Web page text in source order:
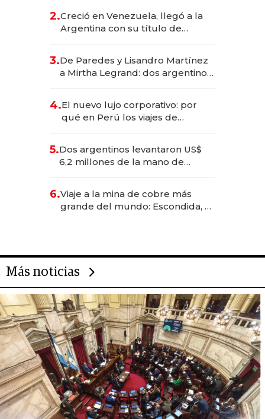
2.Creció en Venezuela, llegó a la
Argentina con su título de
las marcas "fast premium"
3.De Paredes y Lisandro Martínez
a Mirtha Legrand: dos argentinos
4.El nuevo lujo corporativo: por
qué en Perú los viajes de
transformadoras
5.Dos argentinos levantaron US$
6,2 millones de la mano de
6.Viaje a la mina de cobre más
grande del mundo: Escondida, el
Más noticias